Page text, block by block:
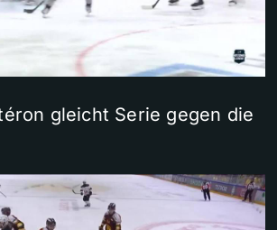
gleicht Serie gegen die